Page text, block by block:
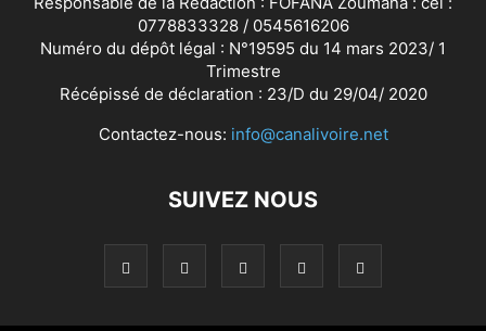
0778833328 / 0545616206
Numéro du dépôt légal : N°19595 du 14 mars 2023/ 1
Trimestre
Récépissé de déclaration : 23/D du 29/04/ 2020
Contactez-nous: info@canalivoire.net
SUIVEZ NOUS